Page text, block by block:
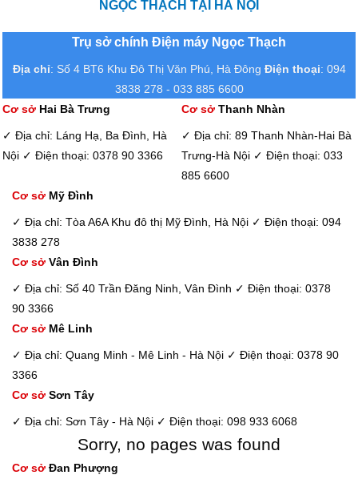
NGỌC THẠCH TẠI HÀ NỘI
Trụ sở chính Điện máy Ngọc Thạch
Địa chỉ: Số 4 BT6 Khu Đô Thị Văn Phú, Hà Đông Điện thoại: 094
3838 278 - 033 885 6600
Cơ sởHai Bà Trưng
✓ Địa chỉ: Láng Hạ, Ba Đình, Hà
Nội ✓ Điện thoại: 0378 90 3366
Cơ sởThanh Nhàn
✓ Địa chỉ: 89 Thanh Nhàn-Hai Bà
Trưng-Hà Nội ✓ Điện thoại: 033
885 6600
Cơ sở Mỹ Đình
✓ Địa chỉ: Tòa A6A Khu đô thị Mỹ Đình, Hà Nội ✓ Điện thoại: 094
3838 278
Cơ sở Vân Đình
✓ Địa chỉ: Số 40 Trần Đăng Ninh, Vân Đình ✓ Điện thoại: 0378
90 3366
Cơ sở Mê Linh
✓ Địa chỉ: Quang Minh - Mê Linh - Hà Nội ✓ Điện thoại: 0378 90
3366
Cơ sở Sơn Tây
✓ Địa chỉ: Sơn Tây - Hà Nội ✓ Điện thoại: 098 933 6068
Sorry, no pages was found
Cơ sở Đan Phượng